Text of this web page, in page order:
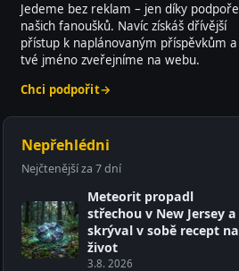
Jedeme bez reklam – jen díky podpoře
našich fanoušků. Navíc získáš dřívější
přístup k naplánovaným příspěvkům a
tvé jméno zveřejníme na webu.
Chci podpořit→
Nepřehlédni
Nejčtenější za 7 dní
Meteorit propadl
střechou v New Jersey a
skrýval v sobě recept na
život
3.8. 2026